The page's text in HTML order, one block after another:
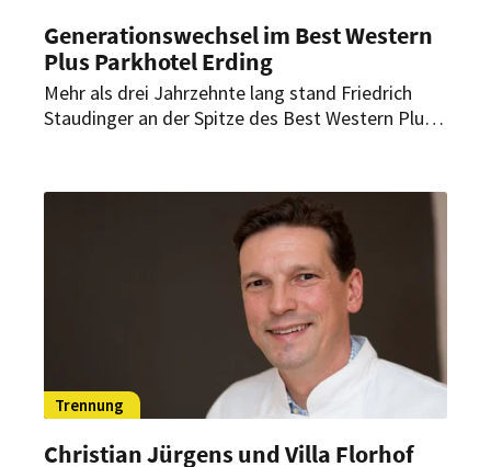
Generationswechsel im Best Western
Plus Parkhotel Erding
Mehr als drei Jahrzehnte lang stand Friedrich
Staudinger an der Spitze des Best Western Plus
Trennung
Christian Jürgens und Villa Florhof